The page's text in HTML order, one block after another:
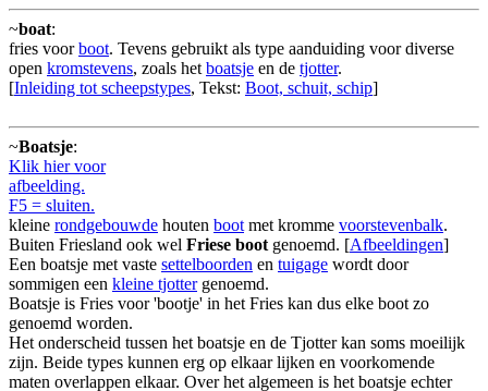
~boat:
fries voorboot. Tevens gebruikt als type aanduiding voor diverse
open kromstevens, zoals het boatsje en de tjotter.
[Inleiding tot scheepstypes, Tekst: Boot, schuit, schip]
~Boatsje:
Klik hier voor
afbeelding.
F5 = sluiten.
kleine rondgebouwde houten boot met kromme voorstevenbalk.
Buiten Friesland ook wel Friese boot genoemd. [Afbeeldingen]
Een boatsje met vaste settelboorden en tuigage wordt door
sommigen een kleine tjottergenoemd.
Boatsje is Fries voor 'bootje' in het Fries kan dus elke boot zo
genoemd worden.
Het onderscheid tussen het boatsje en de Tjotter kan soms moeilijk
zijn. Beide types kunnen erg op elkaar lijken en voorkomende
maten overlappen elkaar. Over het algemeen is het boatsje echter